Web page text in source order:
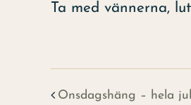
Ta med vännerna,
Onsdagshäng – hela